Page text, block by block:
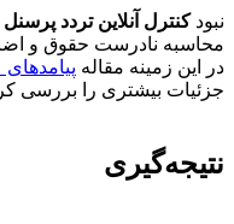
نبودکنترل آنلاین تردد پرسنل
محاسبه نادرست حقوق و
در این زمینه مقاله
جزئیات بیشتری را بررسی
نتیجه‌گیری